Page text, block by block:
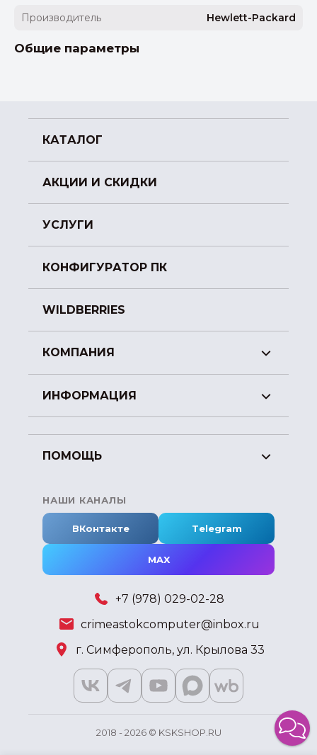
Производитель
Hewlett-Packard
Общие параметры
КАТАЛОГ
АКЦИИ И СКИДКИ
УСЛУГИ
КОНФИГУРАТОР ПК
WILDBERRIES
КОМПАНИЯ
ИНФОРМАЦИЯ
ПОМОЩЬ
НАШИ КАНАЛЫ
ВКонтакте Telegram
MAX
+7 (978) 029-02-28
crimeastokcomputer@inbox.ru
г. Симферополь, ул. Крылова 33
2018 - 2026 © KSKSHOP.RU